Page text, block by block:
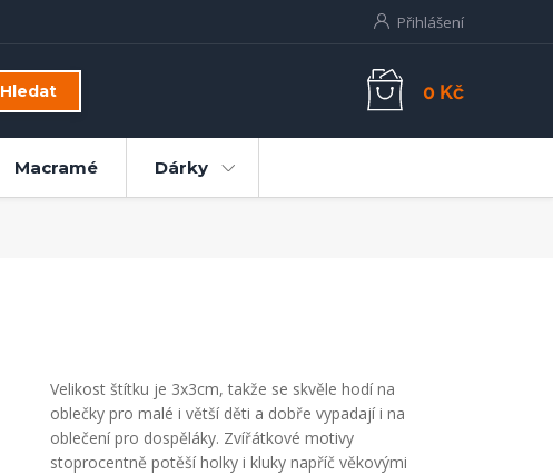
Přihlášení
Hledat 0 Kč
Macramé Dárky
Velikost štítku je 3x3cm, takže se skvěle hodí na
oblečky pro malé i větší děti a dobře vypadají i na
oblečení pro dospěláky. Zvířátkové motivy
stoprocentně potěší holky i kluky napříč věkovými